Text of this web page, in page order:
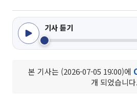
기사 듣기
본 기사는 (2026-07-05 19:00)에
개 되었습니다.